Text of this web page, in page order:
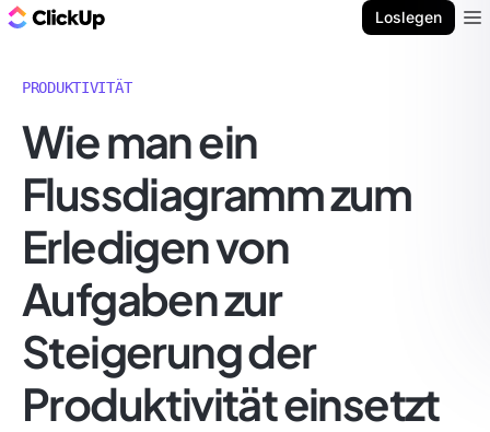
Loslegen
PRODUKTIVITÄT
Wie man ein
Flussdiagramm zum
Erledigen von
Aufgaben zur
Steigerung der
Produktivität einsetzt